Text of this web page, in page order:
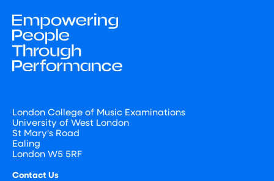
London College of Music Examinations
University of West London
St Mary's Road
Ealing
London W5 5RF
Contact Us